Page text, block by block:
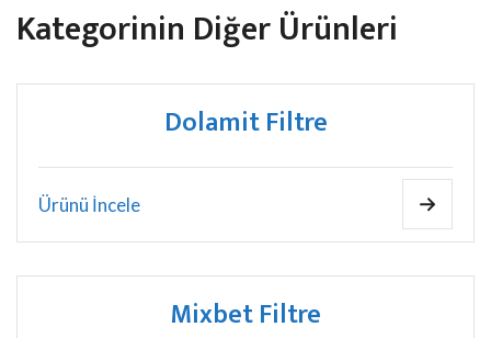
Kategorinin Diğer Ürünleri
Dolamit Filtre
Ürünü İncele
Mixbet Filtre